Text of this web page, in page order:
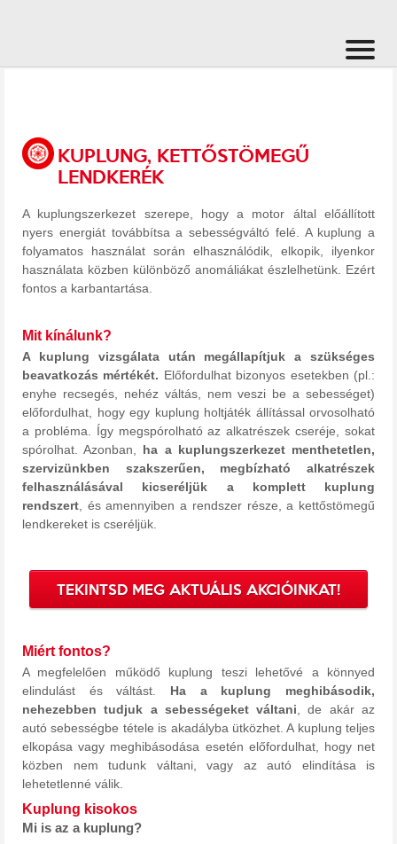
KUPLUNG, KETTŐSTÖMEGŰ
LENDKERÉK
A kuplungszerkezet szerepe, hogy a motor által előállított
nyers energiát továbbítsa a sebességváltó felé. A kuplung a
folyamatos használat során elhasználódik, elkopik, ilyenkor
használata közben különböző anomáliákat észlelhetünk. Ezért
fontos a karbantartása.
Mit kínálunk?
A kuplung vizsgálata után megállapítjuk a szükséges
beavatkozás mértékét. Előfordulhat bizonyos esetekben (pl.:
enyhe recsegés, nehéz váltás, nem veszi be a sebességet)
előfordulhat, hogy egy kuplung holtjáték állítással orvosolható
a probléma. Így megspórolható az alkatrészek cseréje, sokat
spórolhat. Azonban, ha a kuplungszerkezet menthetetlen,
szervizünkben szakszerűen, megbízható alkatrészek
felhasználásával kicseréljük a komplett kuplung
rendszert , és amennyiben a rendszer része, a kettőstömegű
lendkereket is cseréljük.
TEKINTSD MEG AKTUÁLIS AKCIÓINKAT!
Miért fontos?
A megfelelően működő kuplung teszi lehetővé a könnyed
elindulást és váltást. Ha a kuplung meghibásodik,
nehezebben tudjuk a sebességeket váltani , de akár az
autó sebességbe tétele is akadályba ütközhet. A kuplung teljes
elkopása vagy meghibásodása esetén előfordulhat, hogy net
közben nem tudunk váltani, vagy az autó elindítása is
lehetetlenné válik.
Kuplung kisokos
Mi is az a kuplung?